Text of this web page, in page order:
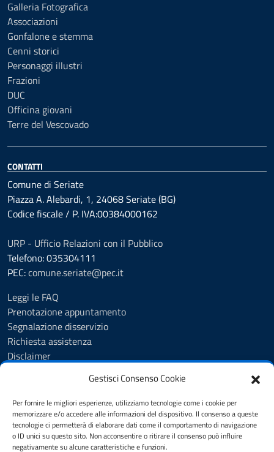
Gestisci Consenso Cookie
Per fornire le migliori esperienze, utilizziamo tecnologie come i cookie per
memorizzare e/o accedere alle informazioni del dispositivo. Il consenso a queste
tecnologie ci permetterà di elaborare dati come il comportamento di navigazione
o ID unici su questo sito. Non acconsentire o ritirare il consenso può influire
negativamente su alcune caratteristiche e funzioni.
Galleria Fotografica
Associazioni
Gonfalone e stemma
Cenni storici
Personaggi illustri
Frazioni
DUC
Officina giovani
Terre del Vescovado
CONTATTI
Comune di Seriate
Piazza A. Alebardi, 1, 24068 Seriate (BG)
Codice fiscale / P. IVA:00384000162
URP - Ufficio Relazioni con il Pubblico
Telefono: 035304111
PEC:comune.seriate@pec.it
Leggi le FAQ
Prenotazione appuntamento
Segnalazione disservizio
Richiesta assistenza
Disclaimer
Cookie Policy
Informativa privacy
Dichiarazione di accessibilità
Note legali